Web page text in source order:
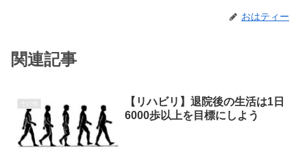
おはティー
関連記事
その他
【リハビリ】退院後の生活は1日
6000歩以上を目標にしよう